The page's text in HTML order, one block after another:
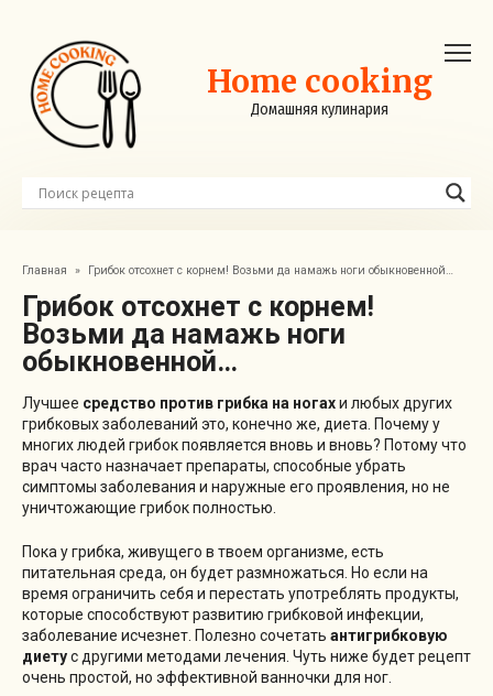
контенту
Home cooking
Домашняя кулинария
Главная » Грибок отсохнет с корнем! Возьми да намажь ноги обыкновенной…
Грибок отсохнет с корнем!
Возьми да намажь ноги
обыкновенной…
Лучшее средство против грибка на ногахи любых других
грибковых заболеваний это, конечно же, диета. Почему у
многих людей грибок появляется вновь и вновь? Потому что
врач часто назначает препараты, способные убрать
симптомы заболевания и наружные его проявления, но не
уничтожающие грибок полностью.
Пока у грибка, живущего в твоем организме, есть
питательная среда, он будет размножаться. Но если на
время ограничить себя и перестать употреблять продукты,
которые способствуют развитию грибковой инфекции,
заболевание исчезнет. Полезно сочетать антигрибковую
диетус другими методами лечения. Чуть ниже будет рецепт
очень простой, но эффективной ванночки для ног.